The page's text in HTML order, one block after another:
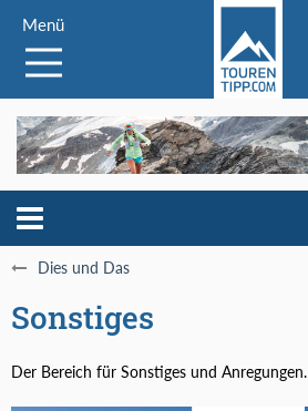
Menü
Dies und Das
Sonstiges
Der Bereich für Sonstiges und Anregungen.